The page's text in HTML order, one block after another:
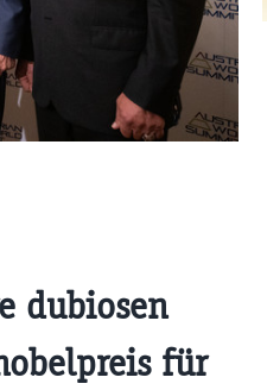
dubiosen
für